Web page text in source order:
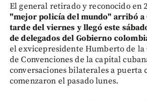
El general retirado y reconocido en
"mejor policía del mundo" arribó a
tarde del viernes y llegó este
de delegados del Gobierno
el exvicepresidente Humberto de la
de Convenciones de la capital
conversaciones bilaterales a puerta
comenzaron el pasado lunes.